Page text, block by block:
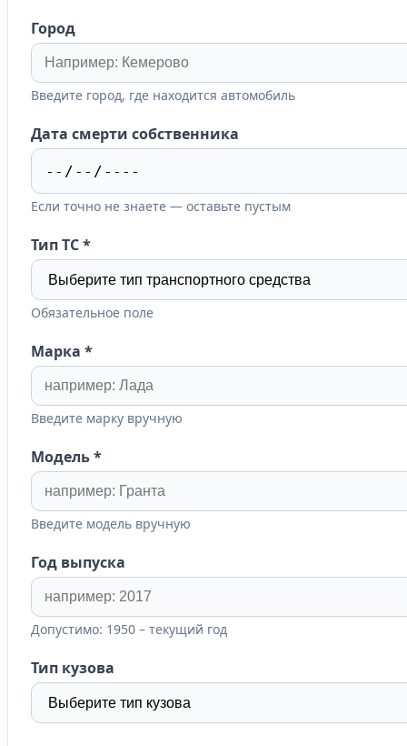
Город
Введите город, где находится автомобиль
Дата смерти собственника
Если точно не знаете — оставьте пустым
Тип ТС*
Обязательное поле
Марка *
Введите марку вручную
Модель*
Введите модель вручную
Год выпуска
Допустимо: 1950 – текущий год
Тип кузова